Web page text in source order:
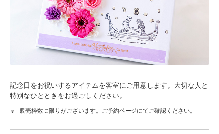
記念日をお祝いするアイテムを客室にご用意します。大切な人と
特別なひとときをお過ごしください。
販売枠数に限りがございます。ご予約ページにてご確認ください。